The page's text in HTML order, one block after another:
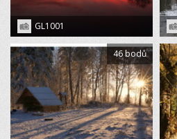
GL1001
46 bodů